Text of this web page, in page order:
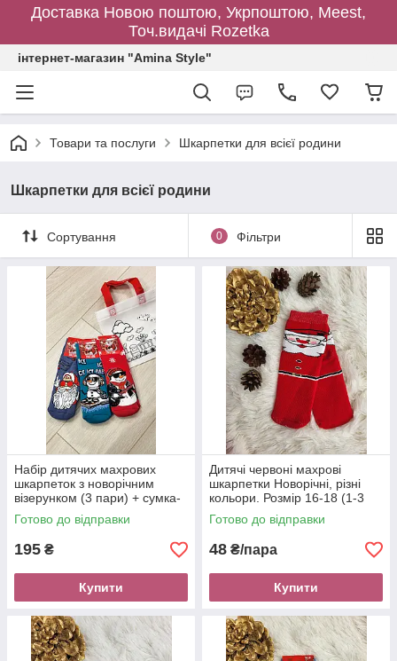
Доставка Новою поштою, Укрпоштою, Meest,
Точ.видачі Rozetka
інтернет-магазин "Amina Style"
Товари та послуги Шкарпетки для всієї родини
Шкарпетки для всієї родини
Сортування 0 Фільтри
Набір дитячих махрових
шкарпеток з новорічним
візерунком (3 пари) + сумка-
розмальовка у подарунок
Готово до відправки
195 ₴
Купити
Дитячі червоні махрові
шкарпетки Новорічні, різні
кольори. Розмір 16-18 (1-3
роки)
Готово до відправки
48 ₴/пара
Купити